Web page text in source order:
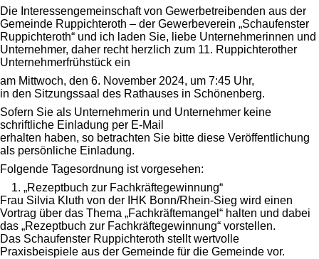
Die Interessengemeinschaft von Gewerbetreibenden aus der
Gemeinde Ruppichteroth – der Gewerbeverein „Schaufenster
Ruppichteroth“ und ich laden Sie, liebe Unternehmerinnen und
Unternehmer, daher recht herzlich zum 11. Ruppichterother
Unternehmerfrühstück ein
am Mittwoch, den 6. November 2024, um 7:45 Uhr,
in den Sitzungssaal des Rathauses in Schönenberg.
Sofern Sie als Unternehmerin und Unternehmer keine
schriftliche Einladung per E-Mail
erhalten haben, so betrachten Sie bitte diese Veröffentlichung
als persönliche Einladung.
Folgende Tagesordnung ist vorgesehen:
1. „Rezeptbuch zur Fachkräftegewinnung“
Frau Silvia Kluth von der IHK Bonn/Rhein-Sieg wird einen
Vortrag über das Thema „Fachkräftemangel“ halten und dabei
das „Rezeptbuch zur Fachkräftegewinnung“ vorstellen.
Das Schaufenster Ruppichteroth stellt wertvolle
Praxisbeispiele aus der Gemeinde für die Gemeinde vor.